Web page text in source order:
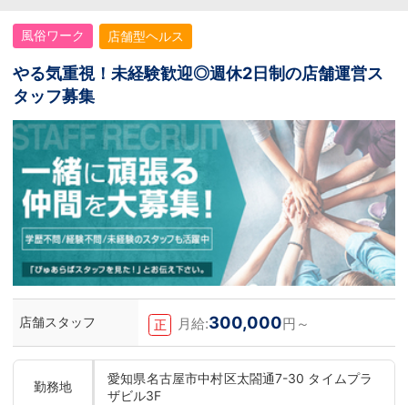
風俗ワーク 店舗型ヘルス
やる気重視！未経験歓迎◎週休2日制の店舗運営ス
タッフ募集
店舗スタッフ 正 月給:300,000円～
勤務地
愛知県名古屋市中村区太閤通7-30 タイムプラ
ザビル3F